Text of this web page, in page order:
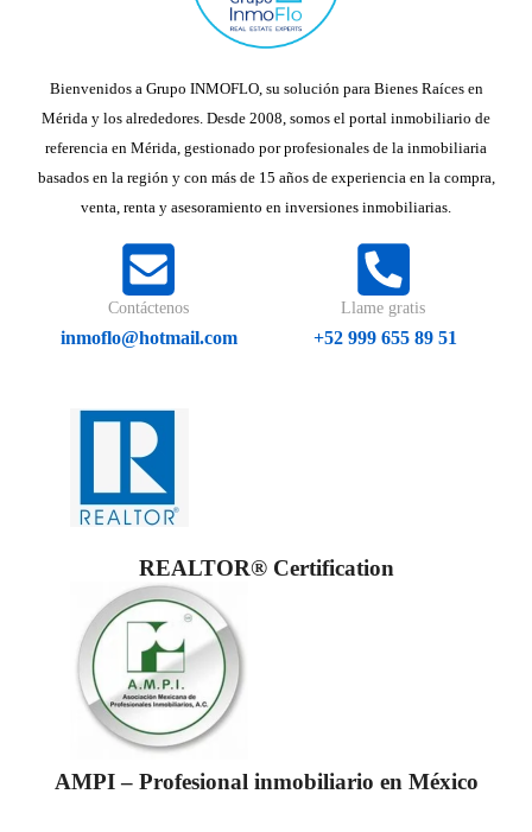
Bienvenidos a Grupo INMOFLO, su solución para Bienes Raíces en
Mérida y los alrededores. Desde 2008, somos el portal inmobiliario de
referencia en Mérida, gestionado por profesionales de la inmobiliaria
basados en la región y con más de 15 años de experiencia en la compra,
venta, renta y asesoramiento en inversiones inmobiliarias.
Contáctenos
inmoflo@hotmail.com
Llame gratis
+52 999 655 89 51
REALTOR® Certification
AMPI – Profesional inmobiliario en México